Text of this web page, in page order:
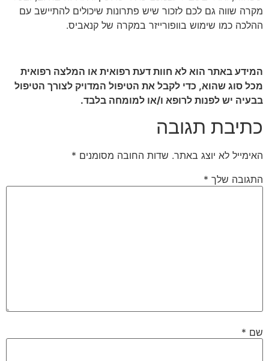
מקרה שווה גם לכם לזכור שיש פתרונות שיכולים להתיישב עם
ההלכה כמו שימוש בוופורייזר במקרה של קנאביס.
המידע באתר הוא לא חוות דעת רפואית או המלצה רפואית
מכל סוג שהוא, כדי לקבל את הטיפול המדויק לצורך הטיפול
בבעיה יש לפנות לרופא ו/או למומחה בלבד.
כתיבת תגובה
האימייל לא יוצג באתר. שדות החובה מסומנים *
התגובה שלך *
שם *